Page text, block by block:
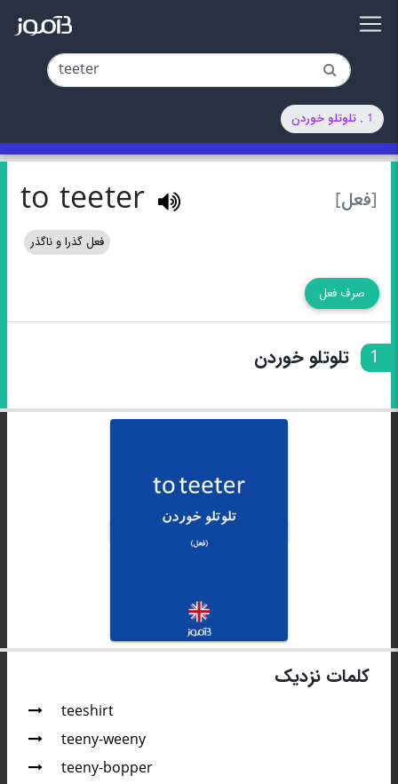
1 . تلوتلو خوردن
[فعل] to teeter
فعل گذرا و ناگذر
صرف فعل
1 تلوتلو خوردن
کلمات نزدیک
teeshirt
teeny-weeny
teeny-bopper